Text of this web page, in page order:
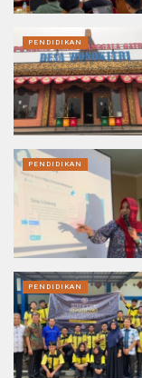
PENDIDIKAN
PENDIDIKAN
PENDIDIKAN